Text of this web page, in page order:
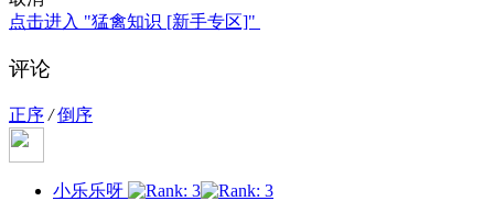
点击进入 "猛禽知识 [新手专区]"
评论
正序 / 倒序
小乐乐呀